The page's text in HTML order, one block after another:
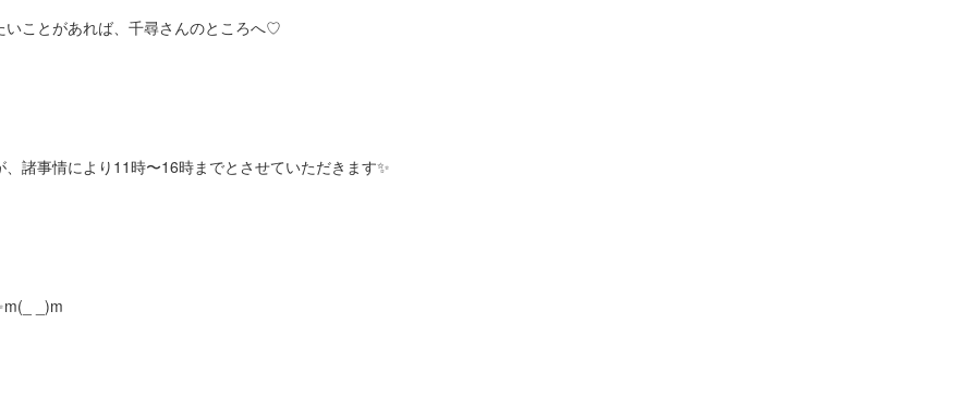
いことがあれば、千尋さんのところへ♡
諸事情により11時〜16時までとさせていただきます✨
_)m